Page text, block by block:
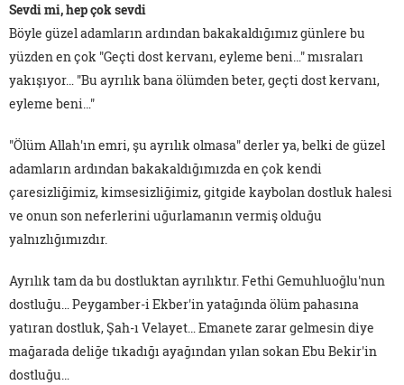
Sevdi mi, hep çok sevdi
Böyle güzel adamların ardından bakakaldığımız günlere bu
yüzden en çok "Geçti dost kervanı, eyleme beni…" mısraları
yakışıyor… "Bu ayrılık bana ölümden beter, geçti dost kervanı,
eyleme beni…"
"Ölüm Allah'ın emri, şu ayrılık olmasa" derler ya, belki de güzel
adamların ardından bakakaldığımızda en çok kendi
çaresizliğimiz, kimsesizliğimiz, gitgide kaybolan dostluk halesi
ve onun son neferlerini uğurlamanın vermiş olduğu
yalnızlığımızdır.
Ayrılık tam da bu dostluktan ayrılıktır. Fethi Gemuhluoğlu'nun
dostluğu… Peygamber-i Ekber'in yatağında ölüm pahasına
yatıran dostluk, Şah-ı Velayet… Emanete zarar gelmesin diye
mağarada deliğe tıkadığı ayağından yılan sokan Ebu Bekir'in
dostluğu…